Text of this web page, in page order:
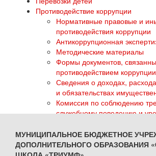
Противодействие коррупции
Нормативные правовые и
противодействия коррупции
Антикоррупционная
Методические материалы
Формы документов,
противодействием
Сведения о доходах,
и обязательствах
Комиссия по соблюдению
служебному поведению и
Обратная связь для
коррупции
ГТО
МУНИЦИПАЛЬНОЕ БЮДЖЕТНОЕ
ДОПОЛНИТЕЛЬНОГО ОБРАЗОВАНИЯ